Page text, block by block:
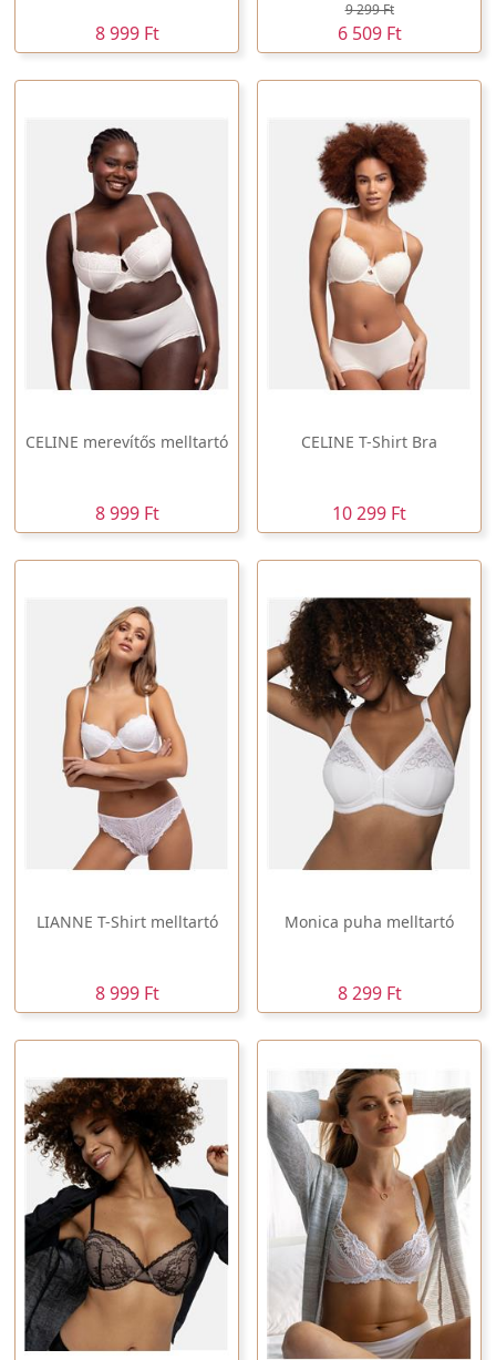
8 999 Ft
9 299 Ft
6 509 Ft
CELINE merevítős melltartó
8 999 Ft
CELINE T-Shirt Bra
10 299 Ft
LIANNE T-Shirt melltartó
8 999 Ft
Monica puha melltartó
8 299 Ft